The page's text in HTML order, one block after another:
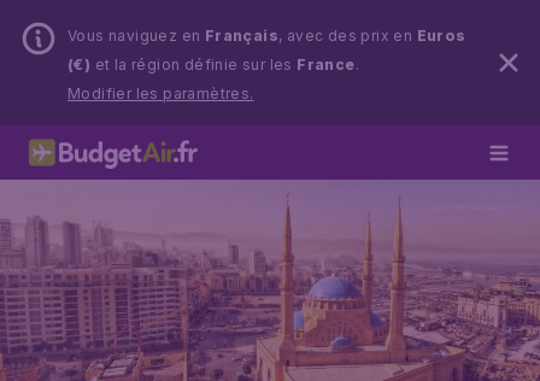
Vous naviguez en Français, avec des prix en Euros
(€) et la région définie sur les France.
Modifier les paramètres.